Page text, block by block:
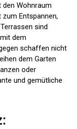
den Wohnraum
zum Entspannen,
sind
dem
schaffen nicht
dem Garten
oder
und gemütliche